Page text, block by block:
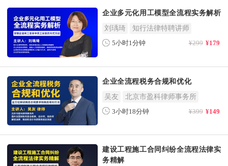
企业多元化用工模型全流程实务解析
刘瑀琦 知行法律特聘讲师
5小时1分钟 ¥299 ¥179
企业全流程税务合规和优化
吴友 北京市盈科律师事务所
3小时18分钟 ¥399 ¥149
建设工程施工合同纠纷全流程法律实
务精解